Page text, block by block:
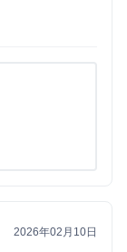
2026年02月10日